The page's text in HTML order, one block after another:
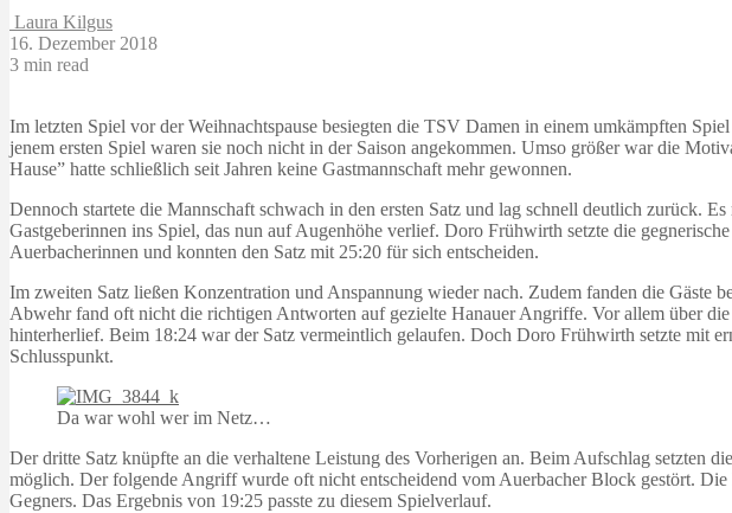
Laura Kilgus
16. Dezember 2018
3 min read
Im letzten Spiel vor der Weihnachtspause besiegten die TSV Damen in einem umkämpften
jenem ersten Spiel waren sie noch nicht in der Saison angekommen. Umso größer war die
Hause” hatte schließlich seit Jahren keine Gastmannschaft mehr gewonnen.
Dennoch startete die Mannschaft schwach in den ersten Satz und lag schnell deutlich zurück.
Gastgeberinnen ins Spiel, das nun auf Augenhöhe verlief. Doro Frühwirth setzte die
Auerbacherinnen und konnten den Satz mit 25:20 für sich entscheiden.
Im zweiten Satz ließen Konzentration und Anspannung wieder nach. Zudem fanden die
Abwehr fand oft nicht die richtigen Antworten auf gezielte Hanauer Angriffe. Vor allem über
hinterherlief. Beim 18:24 war der Satz vermeintlich gelaufen. Doch Doro Frühwirth setzte mit
Schlusspunkt.
Da war wohl wer im Netz…
Der dritte Satz knüpfte an die verhaltene Leistung des Vorherigen an. Beim Aufschlag setzten
möglich. Der folgende Angriff wurde oft nicht entscheidend vom Auerbacher Block gestört.
Gegners. Das Ergebnis von 19:25 passte zu diesem Spielverlauf.